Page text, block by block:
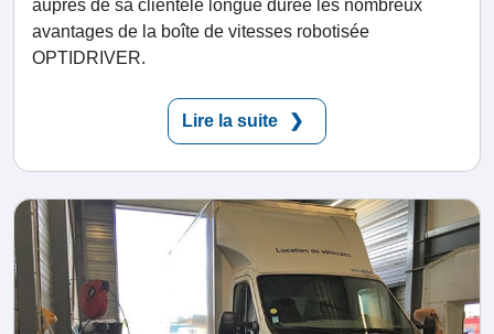
auprès de sa clientèle longue durée les nombreux
avantages de la boîte de vitesses robotisée
OPTIDRIVER.
Lire la suite